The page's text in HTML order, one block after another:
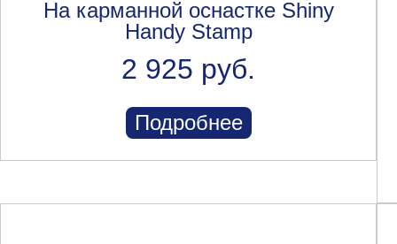
На карманной оснастке Shiny
Handy Stamp
2 925 руб.
Подробнее